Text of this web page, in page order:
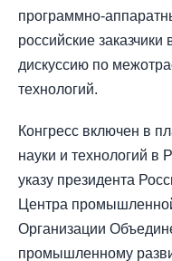
программно-
российские
дискуссию по
технологий.
Конгресс включен в
науки и технологий в
указу президента
Центра
Организации
промышленному